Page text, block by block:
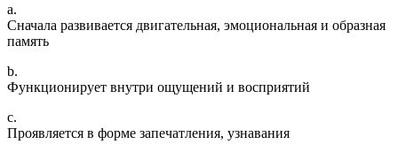
a.
Сначала развивается двигательная, эмоциональная и образная
память
b.
Функционирует внутри ощущений и восприятий
c.
Проявляется в форме запечатления, узнавания